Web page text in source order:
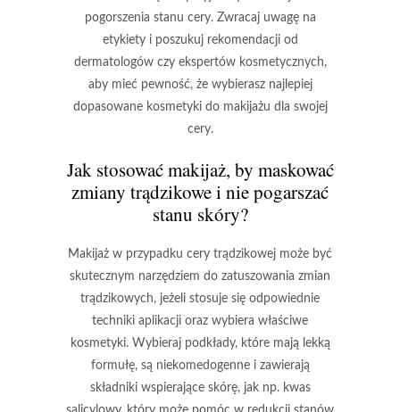
pogorszenia stanu cery. Zwracaj uwagę na
etykiety i poszukuj rekomendacji od
dermatologów czy ekspertów kosmetycznych,
aby mieć pewność, że wybierasz najlepiej
dopasowane kosmetyki do makijażu dla swojej
cery.
Jak stosować makijaż, by maskować
zmiany trądzikowe i nie pogarszać
stanu skóry?
Makijaż w przypadku cery trądzikowej może być
skutecznym narzędziem do zatuszowania zmian
trądzikowych, jeżeli stosuje się odpowiednie
techniki aplikacji oraz wybiera właściwe
kosmetyki. Wybieraj podkłady, które mają lekką
formułę, są niekomedogenne i zawierają
składniki wspierające skórę, jak np. kwas